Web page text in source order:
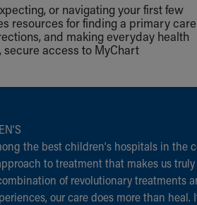
or navigating your first few
resources for finding a primary care
and making everyday health
access to MyChart
the best children‘s hospitals in the
to treatment that makes us truly
of revolutionary treatments
our care does more than heal.